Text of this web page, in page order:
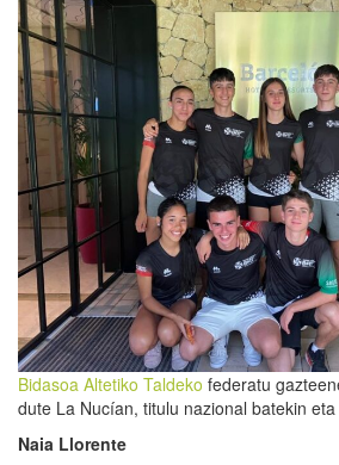
Bidasoa Altetiko Taldeko federatu
dute La Nucían, titulu nazional batekin
Naia Llorente